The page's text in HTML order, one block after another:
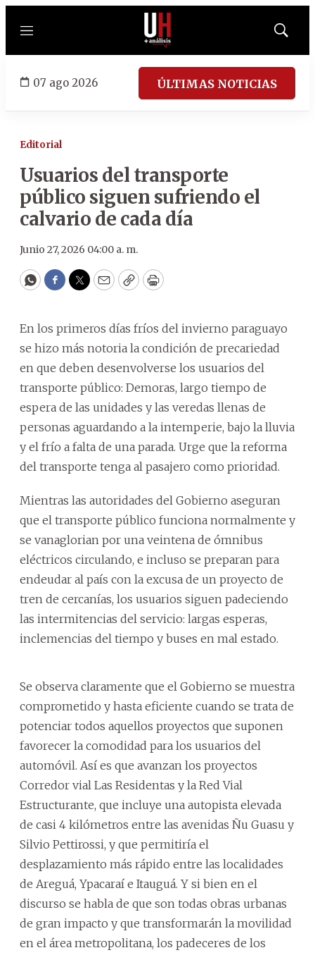
Menú
Mostrar
07 ago 2026 ÚLTIMAS NOTICIAS
Editorial
Usuarios del transporte
público siguen sufriendo el
calvario de cada día
Junio 27, 2026 04:00 a. m.
WhatsApp
Facebook
Twitter
EmailCopyPrint
En los primeros días fríos del invierno paraguayo
se hizo más notoria la condición de precariedad
en que deben desenvolverse los usuarios del
transporte público: Demoras, largo tiempo de
espera de las unidades y las veredas llenas de
personas aguardando a la intemperie, bajo la lluvia
y el frío a falta de una parada. Urge que la reforma
del transporte tenga al pasajero como prioridad.
Mientras las autoridades del Gobierno aseguran
que el transporte público funciona normalmente y
se vanaglorian por una veintena de ómnibus
eléctricos circulando, e incluso se preparan para
endeudar al país con la excusa de un proyecto de
tren de cercanías, los usuarios siguen padeciendo
las intermitencias del servicio: largas esperas,
inclemencias del tiempo y buses en mal estado.
Se observa claramente que el Gobierno se muestra
comprometido y hasta eficiente cuando se trata de
potenciar todos aquellos proyectos que suponen
favorecer la comodidad para los usuarios del
automóvil. Así es que avanzan los proyectos
Corredor vial Las Residentas y la Red Vial
Estructurante, que incluye una autopista elevada
de casi 4 kilómetros entre las avenidas Ñu Guasu y
Silvio Pettirossi, y que permitiría el
desplazamiento más rápido entre las localidades
de Areguá, Ypacaraí e Itauguá. Y si bien en el
discurso se habla de que son todas obras urbanas
de gran impacto y que transformarán la movilidad
en el área metropolitana, los padeceres de los